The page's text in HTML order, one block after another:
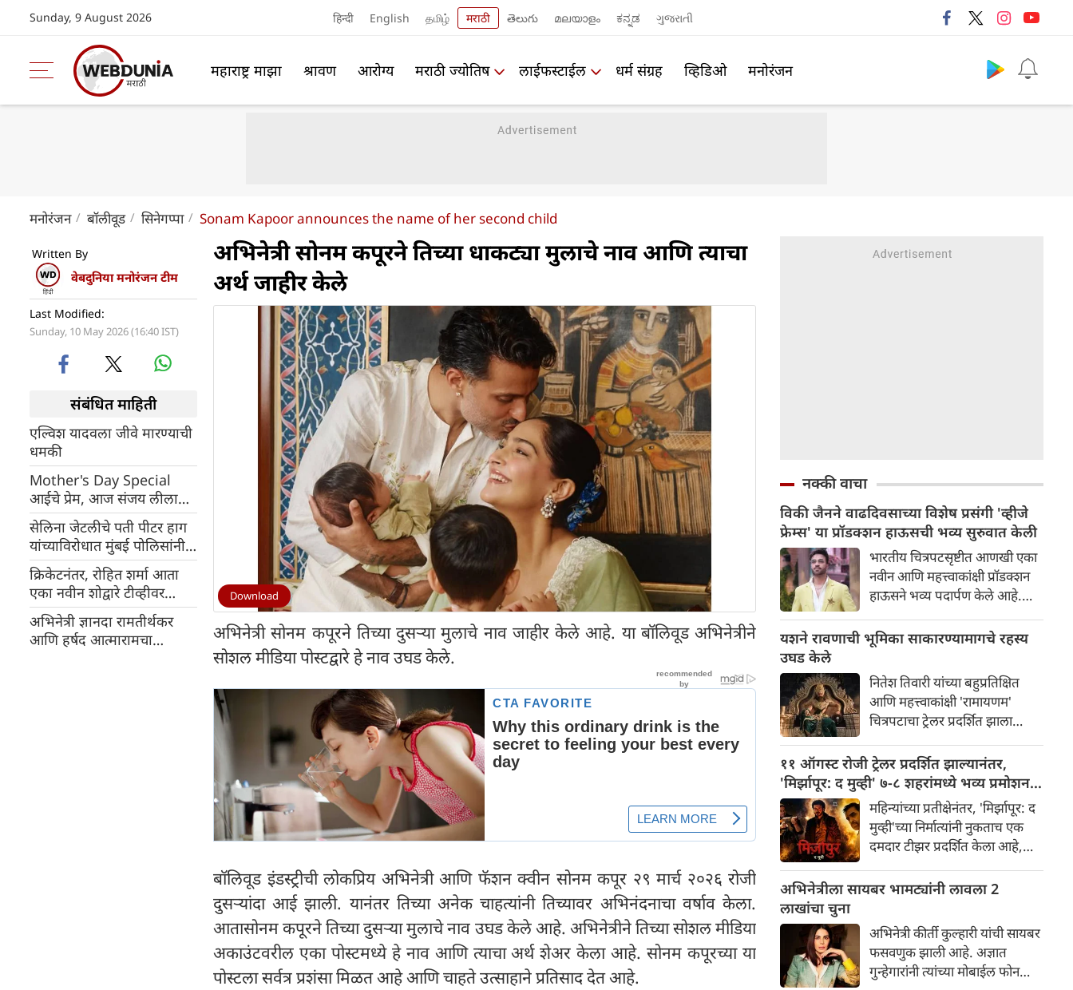
Sunday, 9 August 2026 हिन्दी English தமிழ் मराठी తెలుగు മലയാളം ಕನ್ನಡ ગુજરાતી
महाराष्ट्र माझा श्रावण आरोग्य मराठी ज्योतिष लाईफस्टाईल धर्म संग्रह व्हिडिओ मनोरंजन
मनोरंजन बॉलीवूड सिनेगप्पा Sonam Kapoor announces the name of her second child
Written By
वेबदुनिया मनोरंजन टीम
Last Modified:
Sunday, 10 May 2026 (16:40 IST)
संबंधित माहिती
एल्विश यादवला जीवे मारण्याची
धमकी
Mother's Day Special
आईचे प्रेम, आज संजय लीला
भन्साळी यांची गणना देशातील
महान चित्रपट निर्मात्यांपैकी एक
म्हणून केली जाते
सेलिना जेटलीचे पती पीटर हाग
यांच्याविरोधात मुंबई पोलिसांनी
लुकआऊट नोटीस जारी केली
क्रिकेटनंतर, रोहित शर्मा आता
एका नवीन शोद्वारे टीव्हीवर
धुमाकूळ घालणार, टीझर
प्रदर्शित
अभिनेत्री ज्ञानदा रामतीर्थकर
आणि हर्षद आत्मारामचा
अभिनेत्री सोनम कपूरने तिच्या धाकट्या मुलाचे नाव आणि त्याचा
अर्थ जाहीर केले
Download
अभिनेत्री सोनम कपूरने तिच्या दुसऱ्या मुलाचे नाव जाहीर केले आहे. या बॉलिवूड अभिनेत्रीने
सोशल मीडिया पोस्टद्वारे हे नाव उघड केले.
बॉलिवूड इंडस्ट्रीची लोकप्रिय अभिनेत्री आणि फॅशन क्वीन सोनम कपूर २९ मार्च २०२६ रोजी
दुसऱ्यांदा आई झाली. यानंतर तिच्या अनेक चाहत्यांनी तिच्यावर अभिनंदनाचा वर्षाव केला.
आतासोनम कपूरने तिच्या दुसऱ्या मुलाचे नाव उघड केले आहे. अभिनेत्रीने तिच्या सोशल मीडिया
अकाउंटवरील एका पोस्टमध्ये हे नाव आणि त्याचा अर्थ शेअर केला आहे. सोनम कपूरच्या या
पोस्टला सर्वत्र प्रशंसा मिळत आहे आणि चाहते उत्साहाने प्रतिसाद देत आहे.
नक्की वाचा
विकी जैनने वाढदिवसाच्या विशेष प्रसंगी 'व्हीजे
फ्रेम्स' या प्रॉडक्शन हाऊसची भव्य सुरुवात केली
भारतीय चित्रपटसृष्टीत आणखी एका
नवीन आणि महत्त्वाकांक्षी प्रॉडक्शन
हाऊसने भव्य पदार्पण केले आहे.
जैनने आपल्या वाढदिवसाच्या विशेष
प्रसंगी 'व्हीजे फ्रेम्स' या आपल्या नवीन
प्रॉडक्शन बॅनरची अधिकृतपणे घोषणा
केली. या नवीन बॅनरचा पहिला
प्रकल्प इतका भव्य आहे की त्याने
चाहत्यांमध्ये आधीच खळबळ उडवून
दिली आहे.
यशने रावणाची भूमिका साकारण्यामागचे रहस्य
उघड केले
नितेश तिवारी यांच्या बहुप्रतिक्षित
आणि महत्त्वाकांक्षी 'रामायणम'
चित्रपटाचा ट्रेलर प्रदर्शित झाला
चित्रपटसृष्टीत खळबळ उडाली आहे.
चित्रपटातील कलाकार आणि
भव्यतेची मोठ्या प्रमाणावर चर्चा होत
असली तरी, ज्या एका गोष्टीने
सर्वाधिक लक्ष वेधून घेतले आहे आणि
प्रेक्षकांना रोमांचित केले आहे, ती
म्हणजे 'रॉकिंग स्टार' यशने
साकारलेली रावणाची भूमिका.
११ ऑगस्ट रोजी ट्रेलर प्रदर्शित झाल्यानंतर,
'मिर्झापूर: द मुव्ही' ७-८ शहरांमध्ये भव्य प्रमोशन
करणार
महिन्यांच्या प्रतीक्षेनंतर, 'मिर्झापूर: द
मुव्ही'च्या निर्मात्यांनी नुकताच एक
दमदार टीझर प्रदर्शित केला आहे,
फ्रँचायझीच्या मोठ्या पडद्यावरील
आहे. पंकज त्रिपाठी, अली फजल
आणि दिव्येंदू शर्मा पुन्हा एकदा
त्यांच्या चाहत्यांच्या आवडत्या भूमिका
साकारत आहे.
अभिनेत्रीला सायबर भामट्यांनी लावला 2
लाखांचा चुना
अभिनेत्री कीर्ती कुल्हारी यांची सायबर
फसवणुक झाली आहे. अज्ञात
गुन्हेगारांनी त्यांच्या मोबाईल फोन